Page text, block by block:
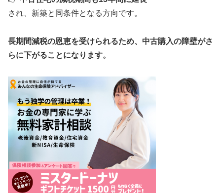
され、新築と同条件となる方向です。
長期間減税の恩恵を受けられるため、中古購入の障壁がさ
らに下がることになります。